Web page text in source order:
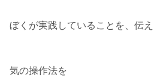
ぼくが実践していることを、伝え
気の操作法を